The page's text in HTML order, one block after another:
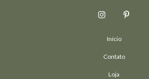
Início
Contato
Loja